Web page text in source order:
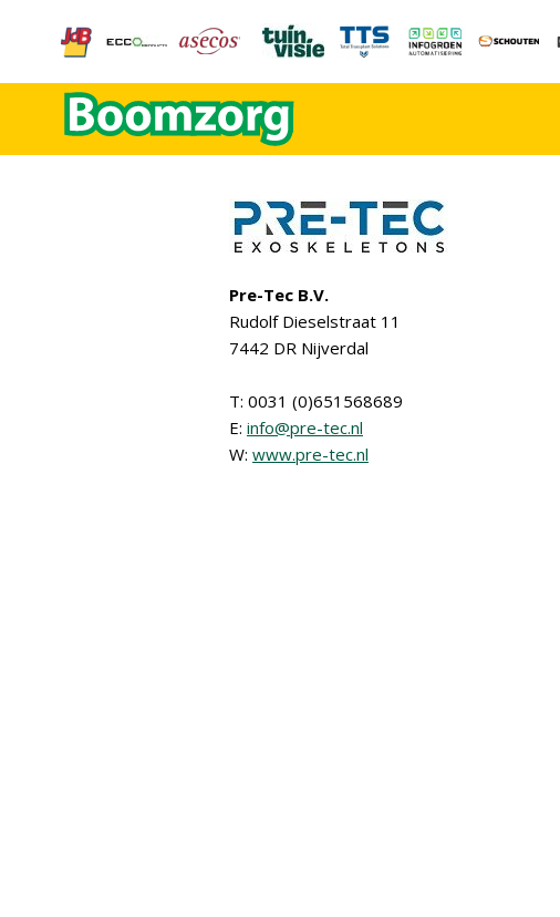
Pre-Tec B.V.
Rudolf Dieselstraat 11
7442 DR Nijverdal
T: 0031 (0)651568689
E: info@pre-tec.nl
W: www.pre-tec.nl